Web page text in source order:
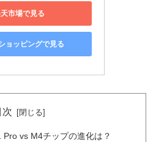
市場で見る
ョッピングで見る
次
vs M4チップの進化は？